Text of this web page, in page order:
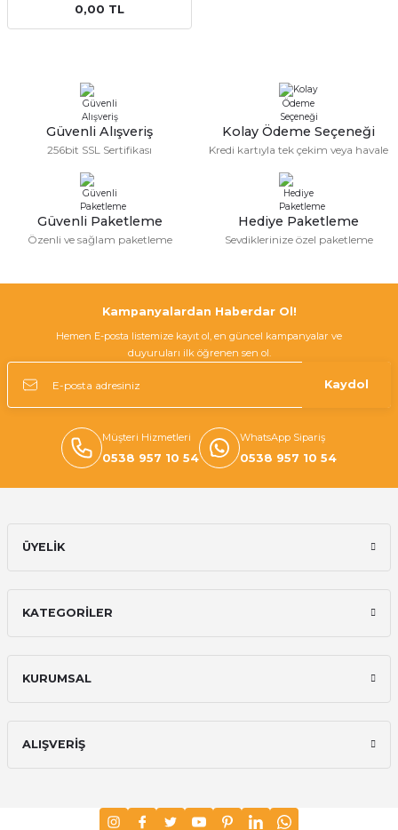
0,00 TL
Güvenli Alışveriş
256bit SSL Sertifikası
Kolay Ödeme Seçeneği
Kredi kartıyla tek çekim veya havale
Güvenli Paketleme
Özenli ve sağlam paketleme
Hediye Paketleme
Sevdiklerinize özel paketleme
Kampanyalardan Haberdar Ol!
Hemen E-posta listemize kayıt ol, en güncel kampanyalar ve
duyuruları ilk öğrenen sen ol.
Kaydol
Müşteri Hizmetleri
0538 957 10 54
WhatsApp Sipariş
0538 957 10 54
ÜYELİK
KATEGORİLER
KURUMSAL
ALIŞVERİŞ